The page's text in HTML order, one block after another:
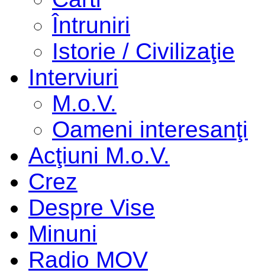
Întruniri
Istorie / Civilizaţie
Interviuri
M.o.V.
Oameni interesanţi
Acţiuni M.o.V.
Crez
Despre Vise
Minuni
Radio MOV